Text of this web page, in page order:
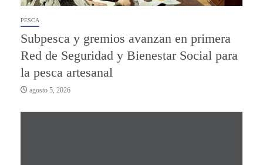
PESCA
Subpesca y gremios avanzan en primera
Red de Seguridad y Bienestar Social para
la pesca artesanal
agosto 5, 2026